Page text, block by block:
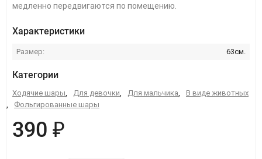
медленно передвигаются по помещению.
Характеристики
Размер: 63см.
Категории
Ходячие шары, Для девочки, Для мальчика, В виде животных
, Фольгированные шары
390 ₽